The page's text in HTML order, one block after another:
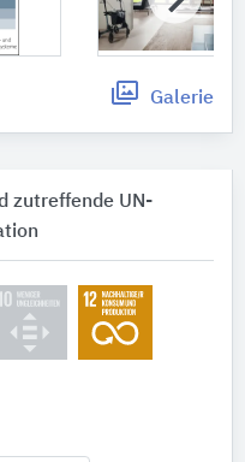
Galerie
zutreffende UN-